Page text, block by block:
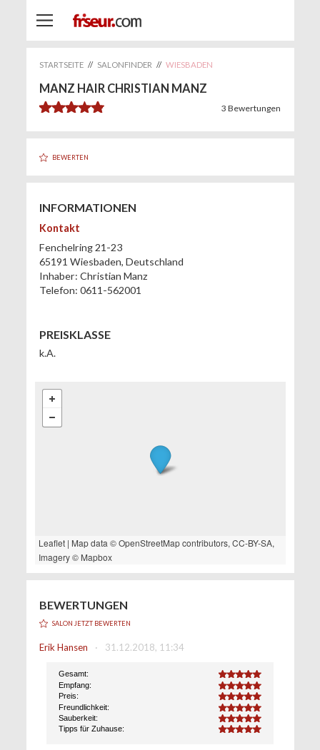
STARTSEITE // SALONFINDER // WIESBADEN
MANZ HAIR CHRISTIAN MANZ
5.0 3Bewertungen
BEWERTEN
INFORMATIONEN
Kontakt
Fenchelring 21-23
65191 Wiesbaden, Deutschland
Inhaber: Christian Manz
Telefon: 0611-562001
PREISKLASSE
k.A.
Leaflet| Map data ©OpenStreetMapcontributors, CC-BY-SA,
Imagery © Mapbox
BEWERTUNGEN
SALON JETZT BEWERTEN
Erik Hansen · 31.12.2018, 11:34
Gesamt: 5.0
Empfang: 5.0
Preis: 5.0
Freundlichkeit: 5.0
Sauberkeit: 5.0
Tipps für Zuhause: 5.0